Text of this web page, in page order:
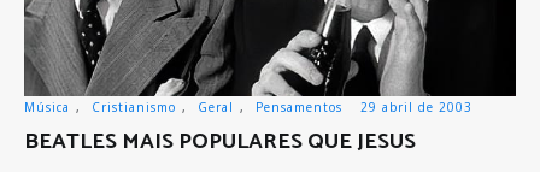
Música , Cristianismo , Geral , Pensamentos 29 abril de 2003
BEATLES MAIS POPULARES QUE JESUS